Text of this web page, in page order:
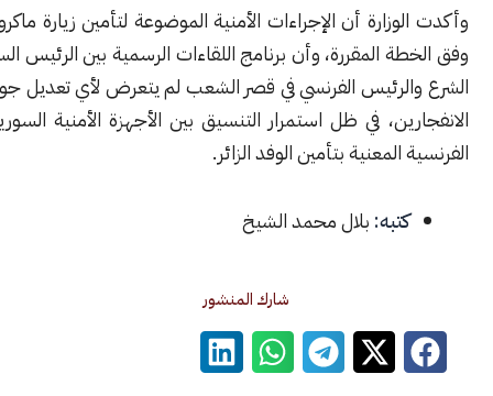
أن الإجراءات الأمنية الموضوعة لتأمين زيارة ماكرون استمرت
المقررة، وأن برنامج اللقاءات الرسمية بين الرئيس السوري أحمد
الفرنسي في قصر الشعب لم يتعرض لأي تعديل جوهري نتيجة
في ظل استمرار التنسيق بين الأجهزة الأمنية السورية والجهات
بتأمين الوفد الزائر.
بلال محمد الشيخ
شارك المنشور